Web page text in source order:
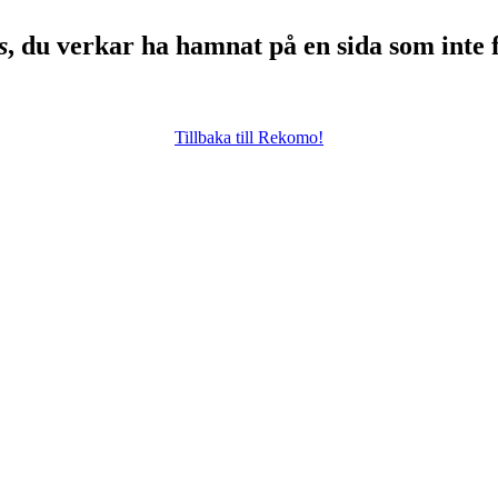
, du verkar ha hamnat på en sida som inte
Tillbaka till Rekomo!